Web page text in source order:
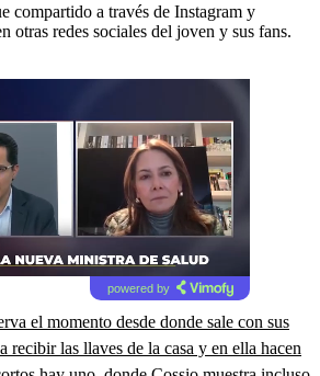
compartido a través de Instagram y
otras redes sociales del joven y sus fans.
powered by
el momento desde donde sale con sus
recibir las llaves de la casa y en ella hacen